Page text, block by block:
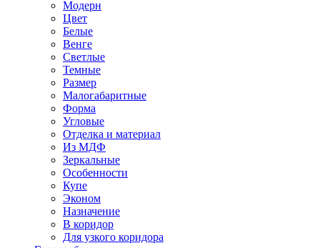
Модерн
Цвет
Белые
Венге
Светлые
Темные
Размер
Малогабаритные
Форма
Угловые
Отделка и материал
Из МДФ
Зеркальные
Особенности
Купе
Эконом
Назначение
В коридор
Для узкого коридора